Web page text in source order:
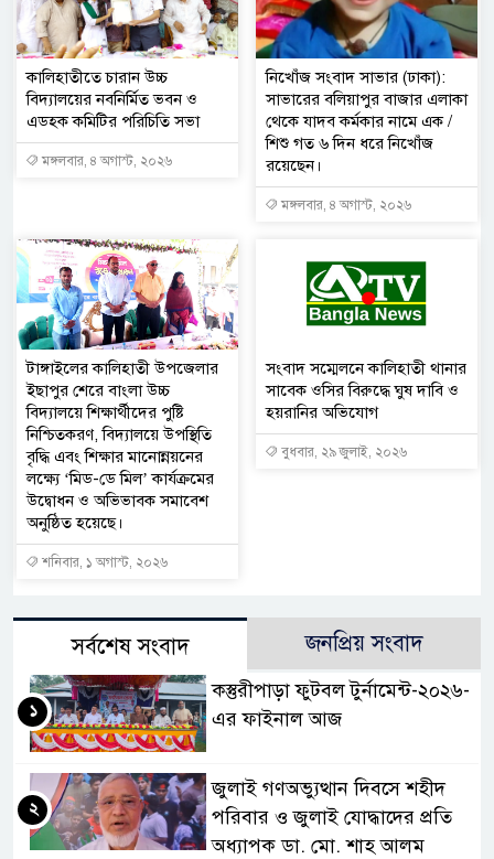
কালিহাতীতে চারান উচ্চ
বিদ্যালয়ের নবনির্মিত ভবন ও
এডহক কমিটির পরিচিতি সভা
মঙ্গলবার, ৪ অগাস্ট, ২০২৬
নিখোঁজ সংবাদ সাভার (ঢাকা):
সাভারের বলিয়াপুর বাজার এলাকা
থেকে যাদব কর্মকার নামে এক /
শিশু গত ৬ দিন ধরে নিখোঁজ
রয়েছেন।
মঙ্গলবার, ৪ অগাস্ট, ২০২৬
টাঙ্গাইলের কালিহাতী উপজেলার
ইছাপুর শেরে বাংলা উচ্চ
বিদ্যালয়ে শিক্ষার্থীদের পুষ্টি
নিশ্চিতকরণ, বিদ্যালয়ে উপস্থিতি
বৃদ্ধি এবং শিক্ষার মানোন্নয়নের
লক্ষ্যে ‘মিড-ডে মিল’ কার্যক্রমের
উদ্বোধন ও অভিভাবক সমাবেশ
অনুষ্ঠিত হয়েছে।
শনিবার, ১ অগাস্ট, ২০২৬
সংবাদ সম্মেলনে কালিহাতী থানার
সাবেক ওসির বিরুদ্ধে ঘুষ দাবি ও
হয়রানির অভিযোগ
বুধবার, ২৯ জুলাই, ২০২৬
সর্বশেষ সংবাদ জনপ্রিয় সংবাদ
কস্তুরীপাড়া ফুটবল টুর্নামেন্ট-২০২৬-
এর ফাইনাল আজ
১
জুলাই গণঅভ্যুত্থান দিবসে শহীদ
পরিবার ও জুলাই যোদ্ধাদের প্রতি
অধ্যাপক ডা. মো. শাহ আলম
২